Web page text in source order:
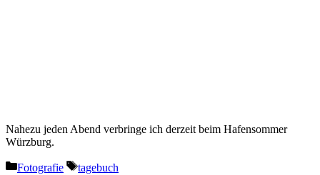
Nahezu jeden Abend verbringe ich derzeit beim Hafensommer
Würzburg.
Kategorien
Fotografie Schlagwörter
tagebuch